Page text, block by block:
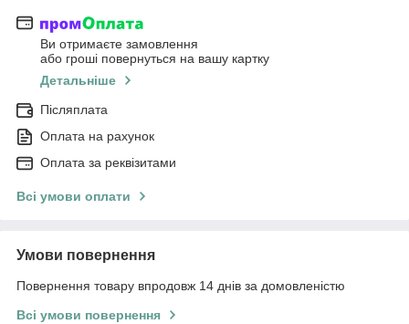
Ви отримаєте замовлення
або гроші повернуться на вашу картку
Детальніше
Післяплата
Оплата на рахунок
Оплата за реквізитами
Всі умови оплати
Умови повернення
Повернення товару впродовж 14 днів за домовленістю
Всі умови повернення